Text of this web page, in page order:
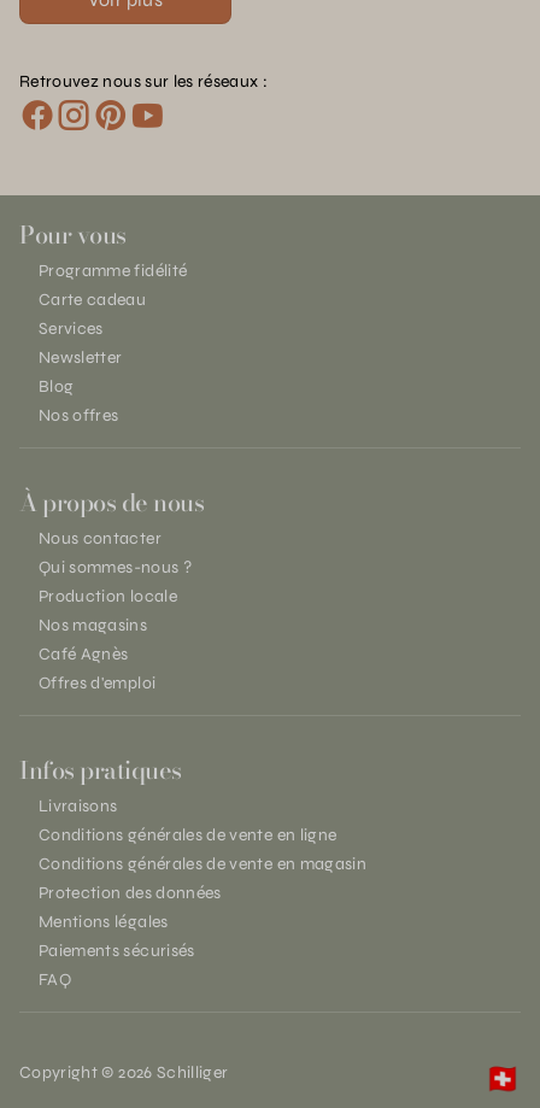
Retrouvez nous sur les réseaux :
Pour vous
Programme fidélité
Carte cadeau
Services
Newsletter
Blog
Nos offres
À propos de nous
Nous contacter
Qui sommes-nous ?
Production locale
Nos magasins
Café Agnès
Offres d'emploi
Infos pratiques
Livraisons
Conditions générales de vente en ligne
Conditions générales de vente en magasin
Protection des données
Mentions légales
Paiements sécurisés
FAQ
Copyright © 2026 Schilliger 🇨🇭